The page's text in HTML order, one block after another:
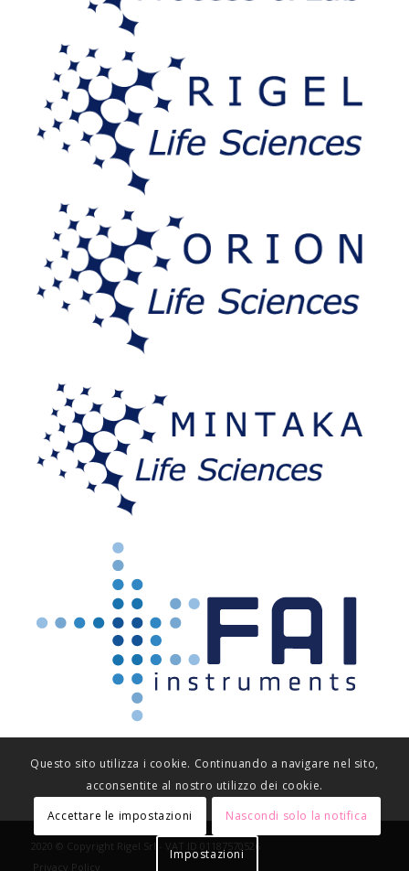
2020 © Copyright Rigel Srl - VAT ID 01187570526
Privacy Policy
Questo sito utilizza i cookie. Continuando a navigare nel sito,
acconsentite al nostro utilizzo dei cookie.
Accettare le impostazioni
Nascondi solo la notifica
Impostazioni